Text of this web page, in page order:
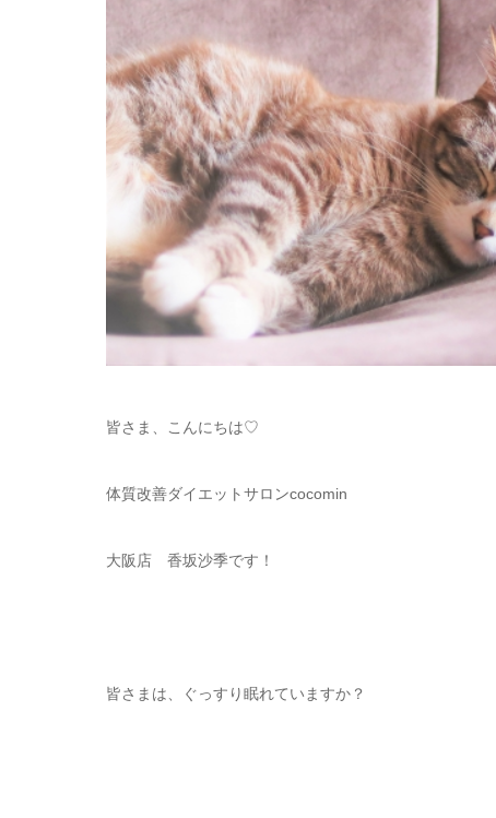
皆さま、こんにちは♡
体質改善ダイエットサロンcocomin
大阪店 香坂沙季です！
皆さまは、ぐっすり眠れていますか？